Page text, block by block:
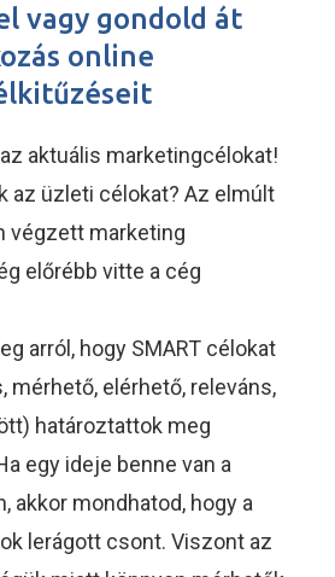
vagy gondold át
online
aktuális marketingcélokat!
az üzleti célokat? Az elmúlt
végzett marketing
előrébb vitte a cég
arról, hogy SMART célokat
mérhető, elérhető, releváns,
határoztattok meg
egy ideje benne van a
akkor mondhatod, hogy a
lerágott csont. Viszont az